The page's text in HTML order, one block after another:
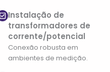
Instalação de
transformadores de
corrente/potencial
Conexão robusta em
ambientes de medição.